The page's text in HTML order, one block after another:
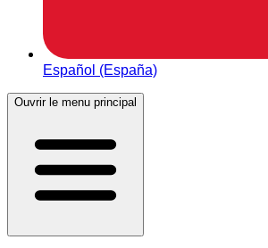
Español (España)
Ouvrir le menu principal